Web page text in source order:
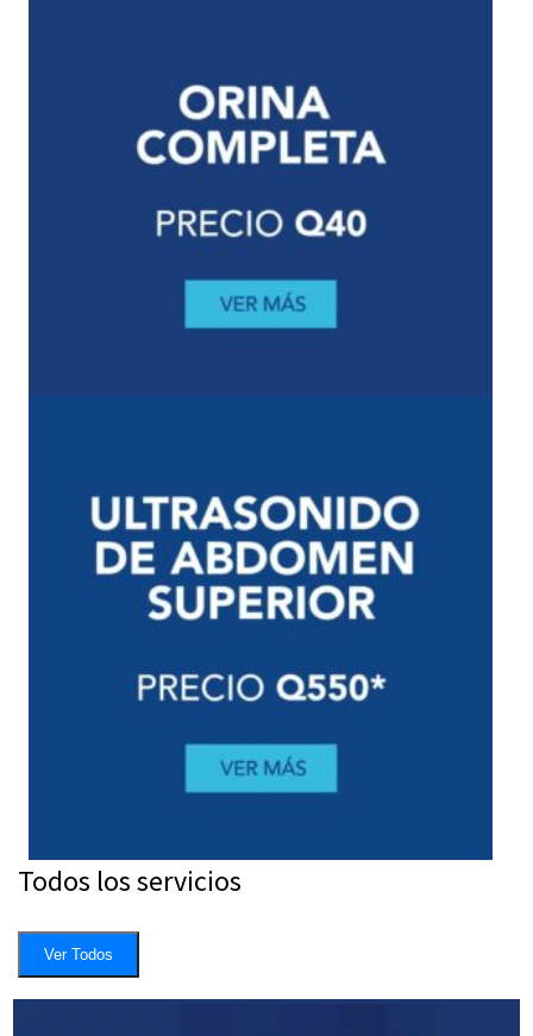
Todos los servicios
Ver Todos